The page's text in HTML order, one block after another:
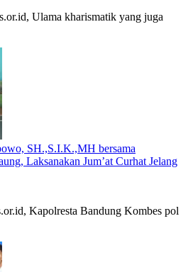
Ulama kharismatik yang juga
SH.,S.I.K.,MH bersama
Laksanakan Jum’at Curhat Jelang
Kapolresta Bandung Kombes pol